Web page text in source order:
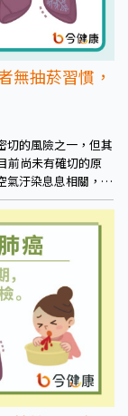
抽菸習慣，
切的風險之一，但其
前尚未有確切的原
氣汙染息息相關，例
慣者，更要特別注